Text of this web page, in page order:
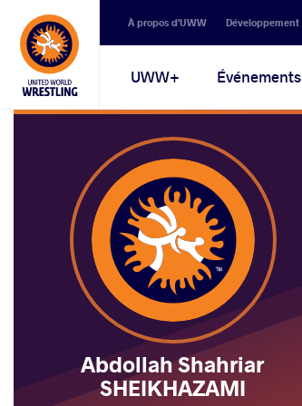
Secondary
navigation
À propos d'UWW Développement
Main
navigation
UWW+ Événements
Abdollah Shahriar
SHEIKHAZAMI